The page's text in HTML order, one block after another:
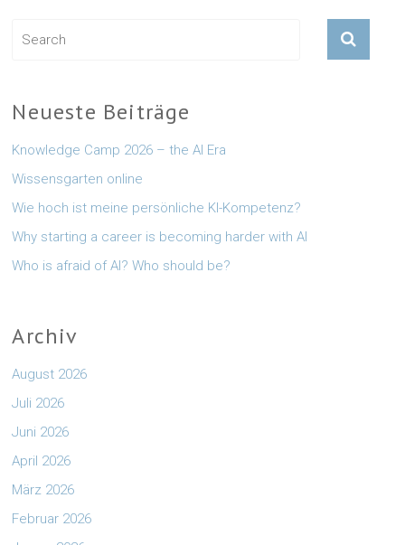
Neueste Beiträge
Knowledge Camp 2026 – the AI Era
Wissensgarten online
Wie hoch ist meine persönliche KI-Kompetenz?
Why starting a career is becoming harder with AI
Who is afraid of AI? Who should be?
Archiv
August 2026
Juli 2026
Juni 2026
April 2026
März 2026
Februar 2026